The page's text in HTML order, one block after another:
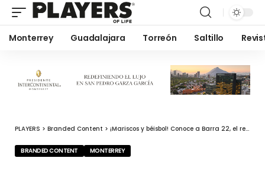
Monterrey Guadalajara Torreón Saltillo
PLAYERS > Branded Content > ¡Mariscos y béisbol! Conoce a Barra 22, el restaurante patrocinador de Sultanes
BRANDED CONTENT MONTERREY